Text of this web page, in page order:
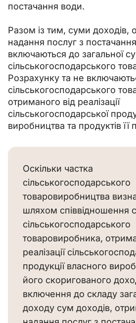
постачання води.
Разом із тим, суми доходів,
надання послуг з
включаються до загальної
сільськогосподарського
Розрахунку та не
сільськогосподарського
отриманого від реалізації
сільськогосподарської
виробництва та продуктів її
Оскільки частка
сільськогосподарського
товаровиробництва
шляхом співвідношення
сільськогосподарського
товаровиробника,
реалізації
продукції власного
його скоригованого
включення до складу
доходу сум доходів,